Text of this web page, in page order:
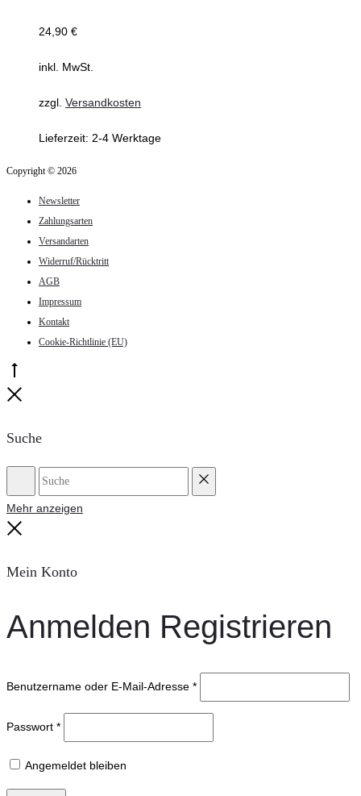
Optionen
der
24,90 €
inkl. MwSt.
zzgl. Versandkosten
Lieferzeit: 2-4 Werktage
Copyright © 2026
Newsletter
Zahlungsarten
Versandarten
Widerruf/Rücktritt
AGB
Impressum
Kontakt
Cookie-Richtlinie (EU)
Suche
Suche
Mehr anzeigen
Mein Konto
Anmelden Registrieren
Benutzername oder E-Mail-Adresse *
Passwort *
Angemeldet bleiben